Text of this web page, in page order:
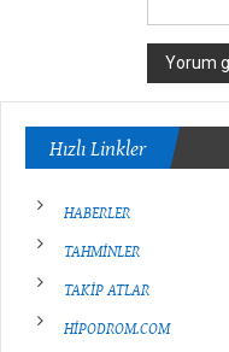
Hızlı Linkler
HABERLER
TAHMİNLER
TAKİP ATLAR
HİPODROM.COM